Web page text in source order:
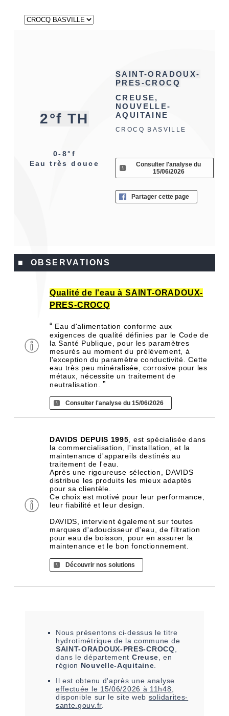
2°f TH
0-8°f
Eau très douce
SAINT-ORADOUX-
PRES-CROCQ
CREUSE,
NOUVELLE-
AQUITAINE
CROCQ BASVILLE
Consulter l'analyse du
15/06/2026
Partager cette page
■ OBSERVATIONS
Qualité de l'eau à SAINT-ORADOUX-
PRES-CROCQ
“ Eau d'alimentation conforme aux
exigences de qualité définies par le Code de
la Santé Publique, pour les paramètres
mesurés au moment du prélèvement, à
l'exception du paramètre conductivité. Cette
eau très peu minéralisée, corrosive pour les
métaux, nécessite un traitement de
neutralisation.”
Consulter l'analyse du 15/06/2026
DAVIDS DEPUIS 1995 , est spécialisée dans
la commercialisation, l'installation, et la
maintenance d'appareils destinés au
traitement de l'eau.
Après une rigoureuse sélection, DAVIDS
distribue les produits les mieux adaptés
pour sa clientèle.
Ce choix est motivé pour leur performance,
leur fiabilité et leur design.
DAVIDS, intervient également sur toutes
marques d'adoucisseur d'eau, de filtration
pour eau de boisson, pour en assurer la
maintenance et le bon fonctionnement.
Découvrir nos solutions
Nous présentons ci-dessus le titre
hydrotimétrique de la commune de
SAINT-ORADOUX-PRES-CROCQ
dans le département Creuse , en
région Nouvelle-Aquitaine
Il est obtenu d'après une analyse
effectuée le 15/06/2026 à 11h48
disponible sur le site web solidarites-
sante.gouv.fr.